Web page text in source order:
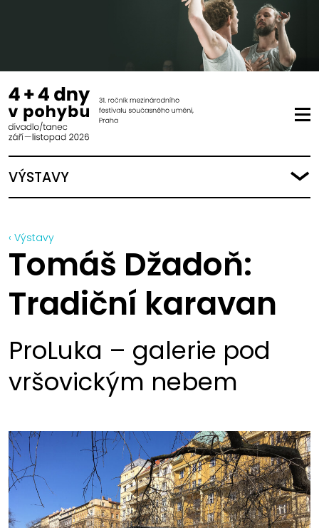
VÝSTAVY
‹ Výstavy
Tomáš Džadoň:
Tradiční karavan
ProLuka – galerie pod
vršovickým nebem